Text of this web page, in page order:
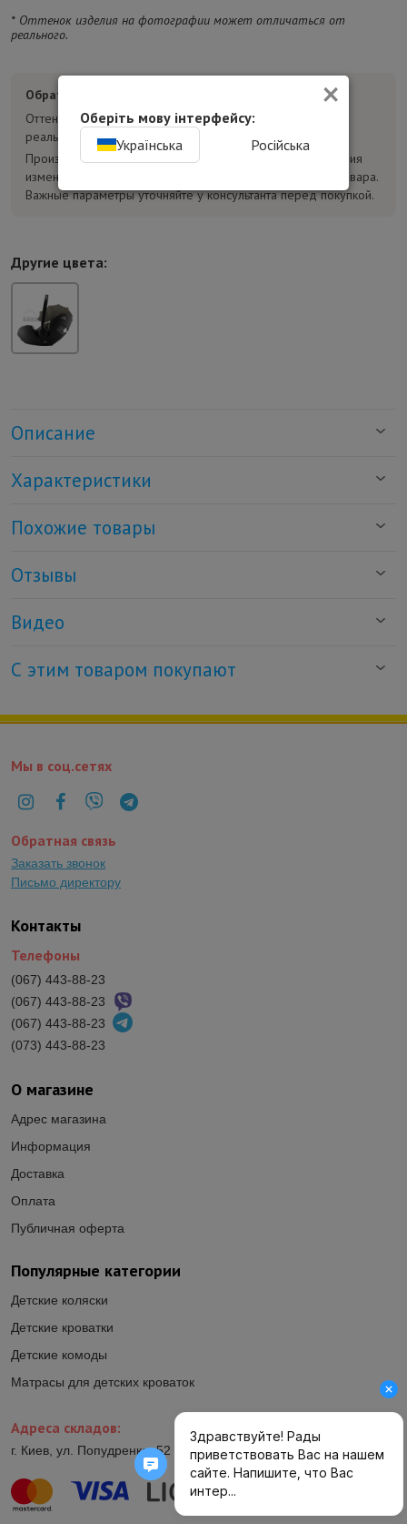
* Оттенок изделия на фотографии может отличаться от
реального.
Обратите внимание:
Оттенок товара на фотографиях может отличаться от
реального.
Производитель может без предварительного уведомления
изменять конструкцию, комплектацию и характеристики товара.
Важные параметры уточняйте у консультанта перед покупкой.
Другие цвета:
Описание
Характеристики
Похожие товары
Отзывы
Видео
С этим товаром покупают
Популярные категории
Детские коляски
Детские кроватки
Детские комоды
Матрасы для детских кроваток
О магазине
Адрес магазина
Информация
Доставка
Оплата
Публичная оферта
Контакты
Телефоны
(067) 443-88-23
(067) 443-88-23
(067) 443-88-23
(073) 443-88-23
Адреса складов:
г. Киев, ул. Попудренко, 52 (ул.Гетьмана Павла Полуботка, 52)
Мы в соц.сетях
Обратная связь
Заказать звонок
Письмо директору
×
Оберіть мову інтерфейсу:
Українська
Російська